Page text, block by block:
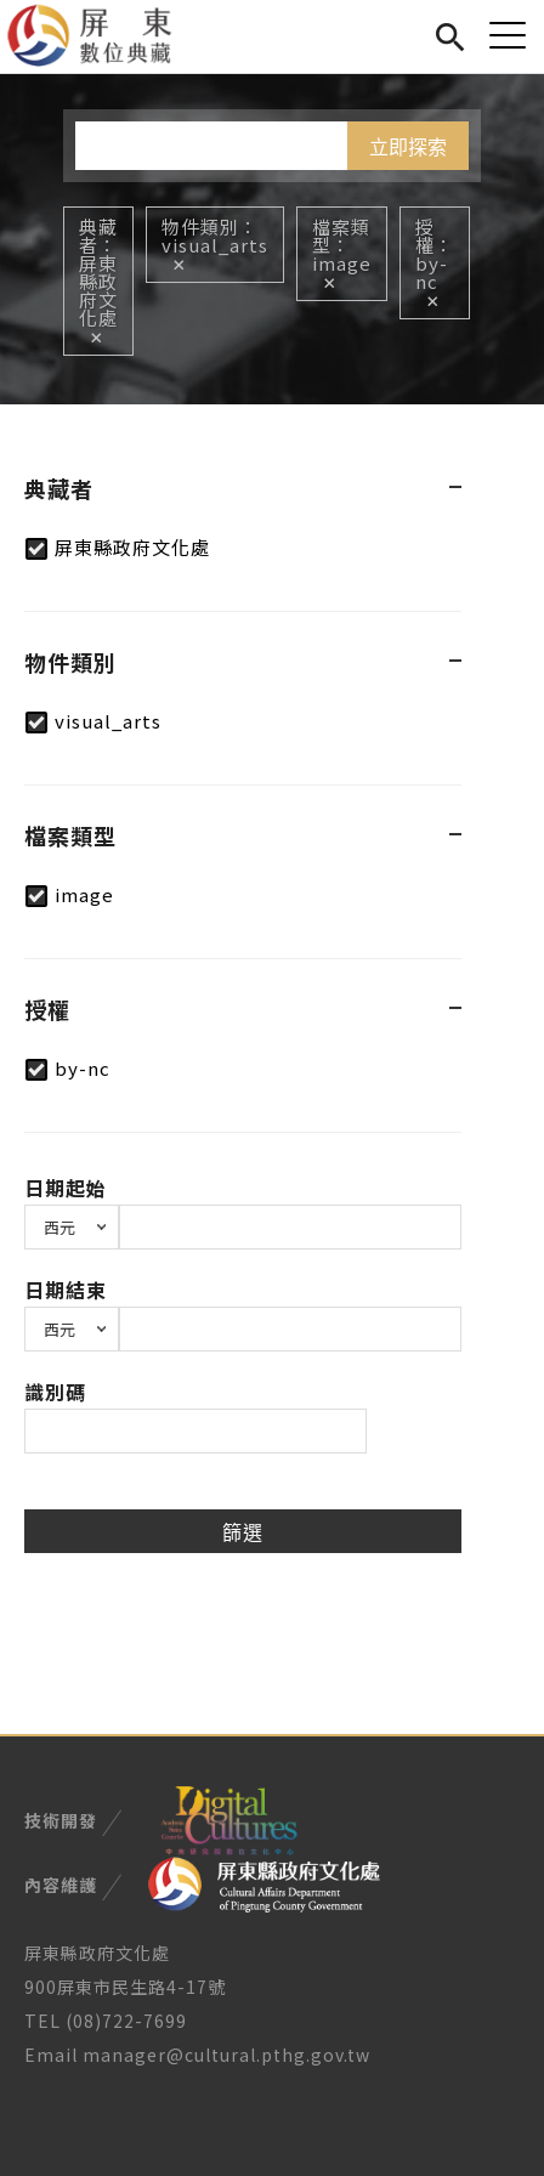
關於我們
Jump to Main content
您在這裡
典藏
者
屏東
縣政
府文
化處
物件類別
visual_arts
檔案類
型
image
授
權
by-
nc
典藏者
屏東縣政府文化處
物件類別
visual_arts
檔案類型
image
授權
by-nc
日期起始
日期結束
識別碼
技術開發
內容維護
屏東縣政府文化處
900屏東市民生路4-17號
TEL (08)722-7699
Email manager@cultural.pthg.gov.tw